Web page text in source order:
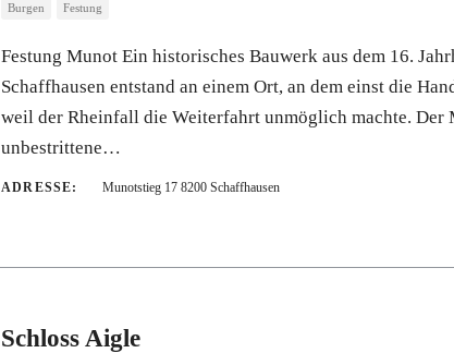
Burgen Festung
Festung Munot Ein historisches Bauwerk aus dem 16.
Schaffhausen entstand an einem Ort, an dem einst die
weil der Rheinfall die Weiterfahrt unmöglich machte. Der
unbestrittene…
ADRESSE: Munotstieg 17 8200 Schaffhausen
Schloss Aigle